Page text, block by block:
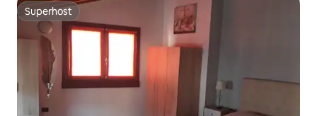
Superhost
Superhost